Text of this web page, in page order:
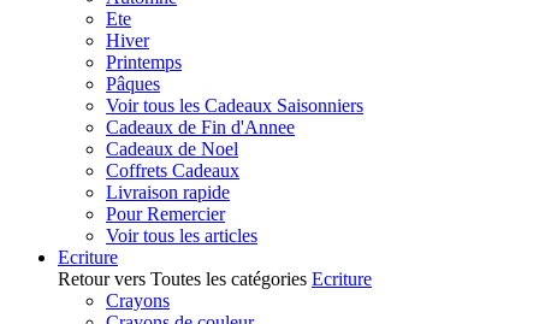
Ete
Hiver
Printemps
Pâques
Voir tous les Cadeaux Saisonniers
Cadeaux de Fin d'Annee
Cadeaux de Noel
Coffrets Cadeaux
Livraison rapide
Pour Remercier
Voir tous les articles
Ecriture
Retour vers Toutes les catégories Ecriture
Crayons